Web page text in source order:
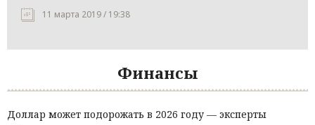
11 марта 2019 / 19:38
Финансы
Доллар может подорожать в 2026 году — эксперты